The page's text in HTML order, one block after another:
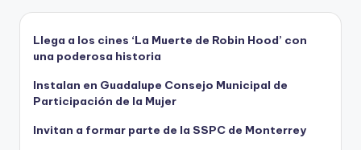
Llega a los cines ‘La Muerte de Robin Hood’ con
una poderosa historia
Instalan en Guadalupe Consejo Municipal de
Participación de la Mujer
Invitan a formar parte de la SSPC de Monterrey